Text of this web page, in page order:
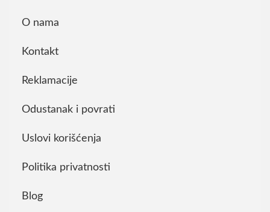
O nama
Kontakt
Reklamacije
Odustanak i povrati
Uslovi korišćenja
Politika privatnosti
Blog